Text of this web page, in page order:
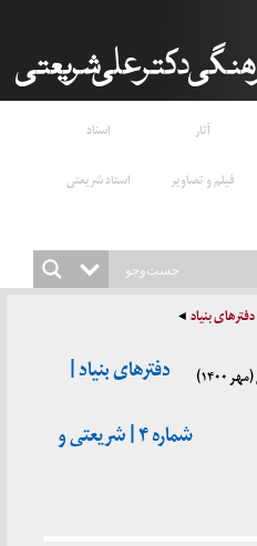
آثار
اسناد
فیلم و تصاویر
استاد شریعتی
دفترهای بنیاد
دفترهای بنیاد |
شماره ۴ | شریعتی و